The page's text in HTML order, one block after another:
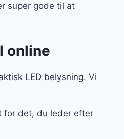
super gode til at
online
LED belysning. Vi
for det, du leder efter